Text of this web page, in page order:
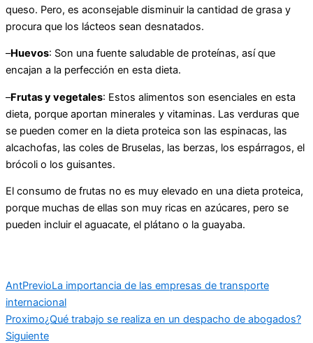
queso. Pero, es aconsejable disminuir la cantidad de grasa y
procura que los lácteos sean desnatados.
–Huevos: Son una fuente saludable de proteínas, así que
encajan a la perfección en esta dieta.
–Frutas y vegetales: Estos alimentos son esenciales en esta
dieta, porque aportan minerales y vitaminas. Las verduras que
se pueden comer en la dieta proteica son las espinacas, las
alcachofas, las coles de Bruselas, las berzas, los espárragos, el
brócoli o los guisantes.
El consumo de frutas no es muy elevado en una dieta proteica,
porque muchas de ellas son muy ricas en azúcares, pero se
pueden incluir el aguacate, el plátano o la guayaba.
AntPrevioLa importancia de las empresas de transporte
internacional
Proximo¿Qué trabajo se realiza en un despacho de abogados?
Siguiente